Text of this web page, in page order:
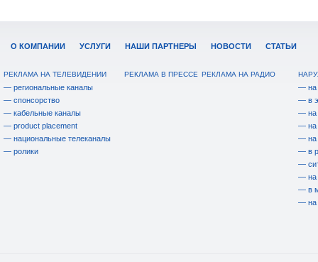
О КОМПАНИИ УСЛУГИ НАШИ ПАРТНЕРЫ НОВОСТИ СТАТЬИ
РЕКЛАМА НА ТЕЛЕВИДЕНИИ
— региональные каналы
— спонсорство
— кабельные каналы
— product placement
— национальные телеканалы
— ролики
РЕКЛАМА В ПРЕССЕ РЕКЛАМА НА РАДИО
— на
— в
— на
— на
— на
— в
—
— на
— в
— на